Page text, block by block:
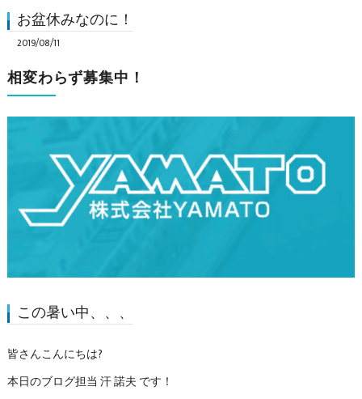
お盆休みなのに！
2019/08/11
相変わらず募集中！
この暑い中、、、
皆さんこんにちは?
本日のブログ担当 汗 諾夫 です！